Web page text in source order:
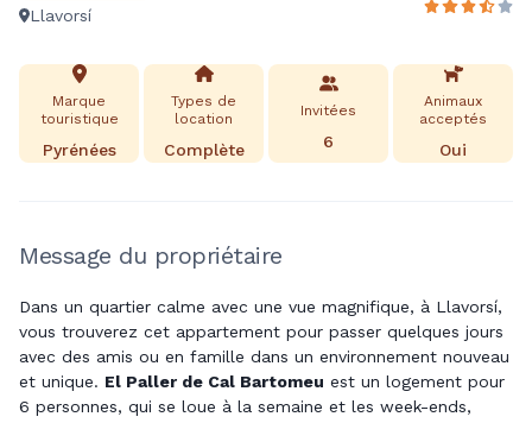
Llavorsí
Marque
touristique
Pyrénées
Types de
location
Complète
Invitées
6
Animaux
acceptés
Oui
Message du propriétaire
Dans un quartier calme avec une vue magnifique, à Llavorsí,
vous trouverez cet appartement pour passer quelques jours
avec des amis ou en famille dans un environnement nouveau
et unique. El Paller de Cal Bartomeu est un logement pour
6 personnes, qui se loue à la semaine et les week-ends,